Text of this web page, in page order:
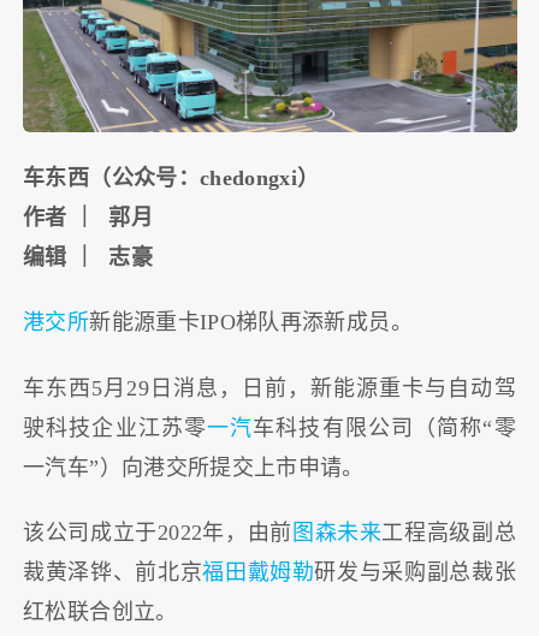
车东西（公众号：chedongxi）
作者 ｜ 郭月
编辑 ｜ 志豪
港交所新能源重卡IPO梯队再添新成员。
车东西5月29日消息，日前，新能源重卡与自动驾
驶科技企业江苏零一汽车科技有限公司（简称“零
一汽车”）向港交所提交上市申请。
该公司成立于2022年，由前 图森未来工程高级副总
裁黄泽铧、前北京福田 戴姆勒研发与采购副总裁张
红松联合创立。